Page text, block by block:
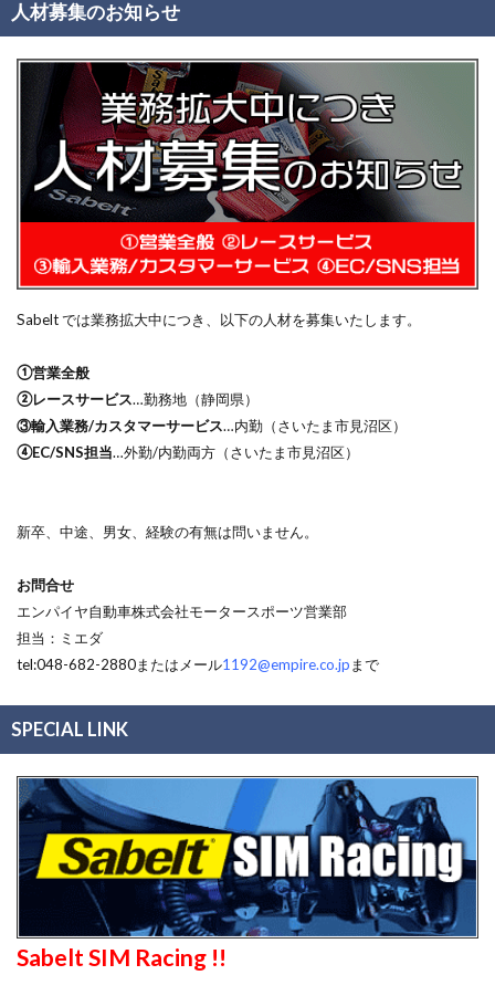
人材募集のお知らせ
Sabelt では業務拡大中につき、以下の人材を募集いたします。
①営業全般
②レースサービス…勤務地（静岡県）
③輸入業務/カスタマーサービス…内勤（さいたま市見沼区）
④EC/SNS担当…外勤/内勤両方（さいたま市見沼区）
新卒、中途、男女、経験の有無は問いません。
お問合せ
エンパイヤ自動車株式会社モータースポーツ営業部
担当：ミエダ
tel:048-682-2880またはメール1192@empire.co.jpまで
SPECIAL LINK
Sabelt SIM Racing !!